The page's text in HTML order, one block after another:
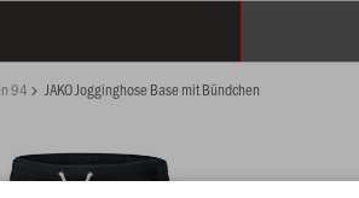
94 JAKO Jogginghose Base mit Bündchen